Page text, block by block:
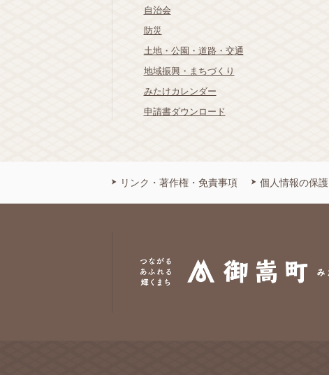
自治会
防災
土地・公園・道路・交通
地域振興・まちづくり
みたけカレンダー
申請書ダウンロード
リンク・著作権・免責事項 個人情報の保護